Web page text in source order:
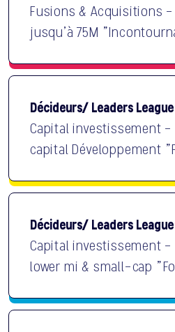
Fusions & Acquisitions
jusqu'à 75M
Décideurs/ Leaders League
Capital investissement -
capital Développement
Décideurs/ Leaders League
Capital investissement -
lower mi & small-cap